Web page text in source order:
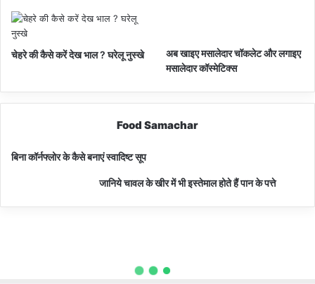
चेहरे की कैसे करें देख भाल ? घरेलू नुस्खे
अब खाइए मसालेदार चॉकलेट और लगाइए
मसालेदार कॉस्‍मेटिक्‍स
Food Samachar
बिना कॉर्नफ्लोर के कैसे बनाएं स्वादिष्ट सूप
जानिये चावल के खीर में भी इस्तेमाल होते हैं पान के पत्ते